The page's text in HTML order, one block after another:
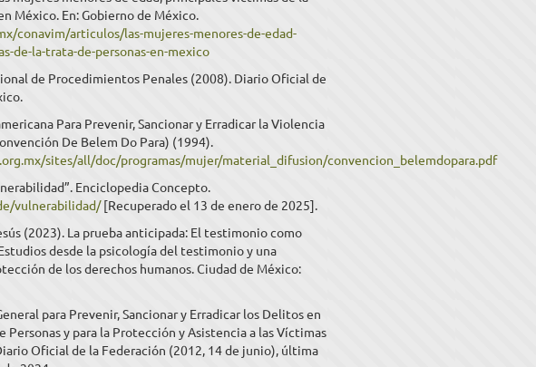
México. En: Gobierno de México.
conavim/articulos/las-mujeres-menores-de-edad-
de-la-trata-de-personas-en-mexico
de Procedimientos Penales (2008). Diario Oficial de
Para Prevenir, Sancionar y Erradicar la Violencia
De Belem Do Para) (1994).
sites/all/doc/programas/mujer/material_difusion/convencion_belemdopara.pdf
Enciclopedia Concepto.
vulnerabilidad/[Recuperado el 13 de enero de 2025].
(2023). La prueba anticipada: El testimonio como
desde la psicología del testimonio y una
de los derechos humanos. Ciudad de México:
para Prevenir, Sancionar y Erradicar los Delitos en
Personas y para la Protección y Asistencia a las Víctimas
Oficial de la Federación (2012, 14 de junio), última